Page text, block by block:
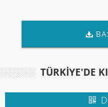
TÜRKIYE'DE